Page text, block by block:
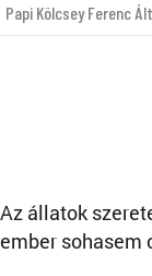
Papi Kölcsey Ferenc
Az állatok
ember sohasem